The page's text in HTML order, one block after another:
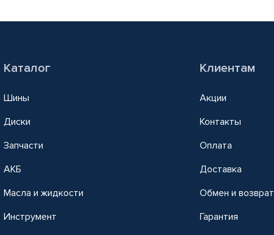
Каталог
Шины
Диски
Запчасти
АКБ
Масла и жидкости
Инструмент
Клиентам
Акции
Контакты
Оплата
Доставка
Обмен и возврат
Гарантия